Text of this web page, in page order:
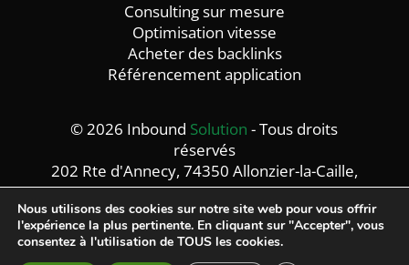
Consulting sur mesure
Optimisation vitesse
Acheter des backlinks
Référencement application
© 2026 Inbound Solution - Tous droits
réservés
202 Rte d'Annecy, 74350 Allonzier-la-Caille,
France
Mentions légales -Politique de confidentialité
Nous utilisons des cookies sur notre site web pour vous offrir
l'expérience la plus pertinente. En cliquant sur "Accepter", vous
consentez à l'utilisation de TOUS les cookies.